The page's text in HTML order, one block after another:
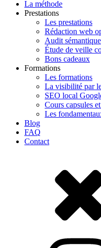
La méthode
Prestations
Les prestations
Rédaction web
Audit sémantique
Étude de veille
Bons cadeaux
Formations
Les formations
La visibilité par
SEO local
Cours capsules
Les
Blog
FAQ
Contact